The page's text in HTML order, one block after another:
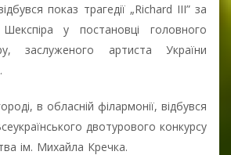
показ трагедії „Richard III” за
у постановці головного
заслуженого артиста України
в обласній філармонії, відбувся
двотурового конкурсу
ім. Михайла Кречка.